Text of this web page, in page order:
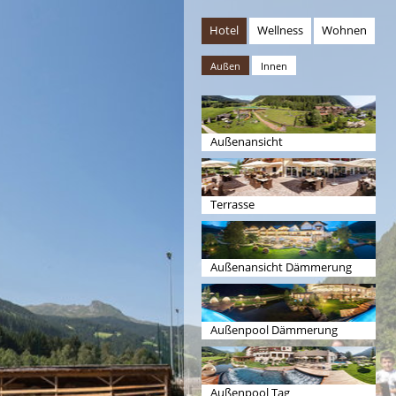
Hotel Wellness Wohnen
Außen Innen
Außenansicht
Terrasse
Außenansicht Dämmerung
Außenpool Dämmerung
Außenpool Tag